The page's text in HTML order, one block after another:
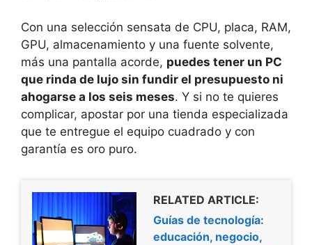
Con una selección sensata de CPU, placa, RAM,
GPU, almacenamiento y una fuente solvente,
más una pantalla acorde, puedes tener un PC
que rinda de lujo sin fundir el presupuesto ni
ahogarse a los seis meses. Y si no te quieres
complicar, apostar por una tienda especializada
que te entregue el equipo cuadrado y con
garantía es oro puro.
RELATED ARTICLE:
Guías de tecnología:
educación, negocio,